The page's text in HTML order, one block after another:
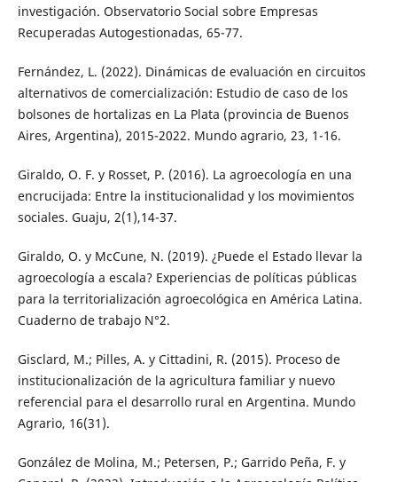
investigación. Observatorio Social sobre Empresas
Recuperadas Autogestionadas, 65-77.
Fernández, L. (2022). Dinámicas de evaluación en circuitos
alternativos de comercialización: Estudio de caso de los
bolsones de hortalizas en La Plata (provincia de Buenos
Aires, Argentina), 2015-2022. Mundo agrario, 23, 1-16.
Giraldo, O. F. y Rosset, P. (2016). La agroecología en una
encrucijada: Entre la institucionalidad y los movimientos
sociales. Guaju, 2(1),14-37.
Giraldo, O. y McCune, N. (2019). ¿Puede el Estado llevar la
agroecología a escala? Experiencias de políticas públicas
para la territorialización agroecológica en América Latina.
Cuaderno de trabajo N°2.
Gisclard, M.; Pilles, A. y Cittadini, R. (2015). Proceso de
institucionalización de la agricultura familiar y nuevo
referencial para el desarrollo rural en Argentina. Mundo
Agrario, 16(31).
González de Molina, M.; Petersen, P.; Garrido Peña, F. y